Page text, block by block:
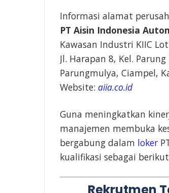
Informasi alamat
PT Aisin Indonesia
Kawasan Industri KIIC
Jl. Harapan 8, Kel.
Parungmulya, Ciampel,
Website: aiia.co.id
Guna meningkatkan
manajemen membuka
bergabung dalam loker
kualifikasi sebagai